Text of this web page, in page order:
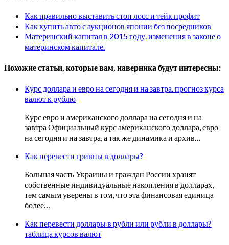
Как правильно выставить стоп лосс и тейк профит
Как купить авто с аукционов японии без посредников
Материнский капитал в 2015 году. изменения в законе о
материнском капитале.
Похожие статьи, которые вам, наверника будут интересны:
Курс доллара и евро на сегодня и на завтра. прогноз курса
валют к рублю
Курс евро и американского доллара на сегодня и на
завтра Официальный курс американского доллара, евро
на сегодня и на завтра, а так же динамика и архив…
Как перевести гривны в доллары?
Большая часть Украины и граждан России хранят
собственные индивидуальные накопления в долларах,
тем самым уверены в том, что эта финансовая единица
более…
Как перевести доллары в рубли или рубли в доллары?
таблица курсов валют